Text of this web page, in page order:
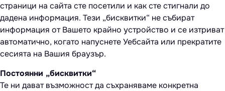
страници на сайта сте посетили и как сте стигнали до
дадена информация. Тези „бисквитки“ не събират
информация от Вашето крайно устройство и се изтриват
автоматично, когато напуснете Уебсайта или прекратите
сесията на Вашия браузър.
Постоянни „бисквитки“
Те ни дават възможност да съхраняваме конкретна